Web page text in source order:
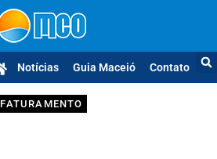
Notícias Guia Maceió Contato
FATURAMENTO